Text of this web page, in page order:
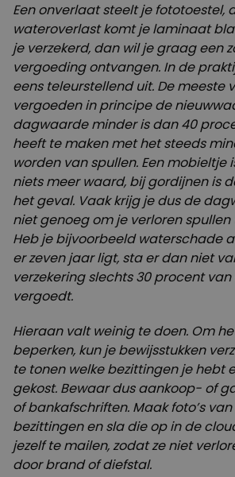
Een onverlaat steelt je fototoestel,
wateroverlast komt je laminaat
je verzekerd, dan wil je graag een
vergoeding ontvangen. In de
eens teleurstellend uit. De meeste
vergoeden in principe de
dagwaarde minder is dan 40
heeft te maken met het steeds
worden van spullen. Een mobieltje
niets meer waard, bij gordijnen is
het geval. Vaak krijg je dus de
niet genoeg om je verloren
Heb je bijvoorbeeld waterschade
er zeven jaar ligt, sta er dan niet
verzekering slechts 30 procent
vergoedt.
Hieraan valt weinig te doen. Om
beperken, kun je bewijsstukken
te tonen welke bezittingen je hebt
gekost. Bewaar dus aankoop- of
of bankafschriften. Maak foto’s
bezittingen en sla die op in de
jezelf te mailen, zodat ze niet
door brand of diefstal.